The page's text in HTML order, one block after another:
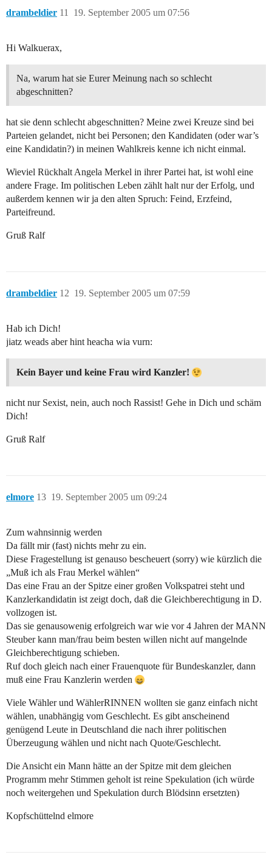
drambeldier 19. September 2005 um 07:56
11
Hi Walkuerax,
Na, warum hat sie Eurer Meinung nach so schlecht
abgeschnitten?
hat sie denn schlecht abgeschnitten? Meine zwei Kreuze sind bei
Parteien gelandet, nicht bei Personen; den Kandidaten (oder war’s
eine Kandidatin?) in meinen Wahlkreis kenne ich nicht einmal.
Wieviel Rückhalt Angela Merkel in ihrer Partei hat, ist wohl eine
andere Frage. Im politischen Leben zählt halt nur der Erfolg, und
außerdem kennen wir ja den alten Spruch: Feind, Erzfeind,
Parteifreund.
Gruß Ralf
drambeldier 19. September 2005 um 07:59
12
Hab ich Dich!
jiatz weads aber hint heacha wia vurn:
Kein Bayer und keine Frau wird Kanzler!
nicht nur Sexist, nein, auch noch Rassist! Gehe in Dich und schäm
Dich!
Gruß Ralf
elmore 19. September 2005 um 09:24
13
Zum wahnsinnig werden
Da fällt mir (fast) nichts mehr zu ein.
Diese Fragestellung ist genauso bescheuert (sorry) wie kürzlich die
„Muß ich als Frau Merkel wählen“
Das eine Frau an der Spitze einer großen Volkspatrei steht und
Kanzlerkandidatin ist zeigt doch, daß die Gleichberechtigung in D.
vollzogen ist.
Das sie genausowenig erfolgreich war wie vor 4 Jahren der MANN
Steuber kann man/frau beim besten willen nicht auf mangelnde
Gleichberechtigung schieben.
Ruf doch gleich nach einer Frauenquote für Bundeskanzler, dann
muß eine Frau Kanzlerin werden
Viele Wähler und WählerRINNEN wollten sie ganz einfach nicht
wählen, unabhängig vom Geschlecht. Es gibt anscheinend
genügend Leute in Deutschland die nach ihrer politischen
Überzeugung wählen und nicht nach Quote/Geschlecht.
Die Ansicht ein Mann hätte an der Spitze mit dem gleichen
Programm mehr Stimmen geholt ist reine Spekulation (ich würde
noch weitergehen und Spekulation durch Blödsinn ersetzten)
Kopfschüttelnd elmore